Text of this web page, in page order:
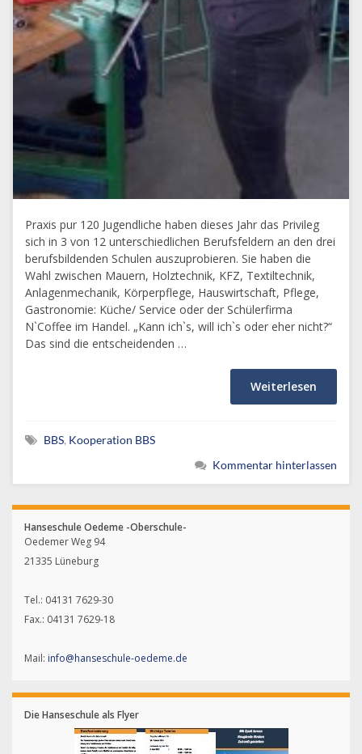
Praxis pur 120 Jugendliche haben dieses Jahr das Privileg
sich in 3 von 12 unterschiedlichen Berufsfeldern an den drei
berufsbildenden Schulen auszuprobieren. Sie haben die
Wahl zwischen Mauern, Holztechnik, KFZ, Textiltechnik,
Anlagenmechanik, Körperpflege, Hauswirtschaft, Pflege,
Gastronomie: Küche/ Service oder der Schülerfirma
N`Coffee im Handel. „Kann ich`s, will ich`s oder eher nicht?“
Das sind die entscheidenden …
Weiterlesen
BBS, Kooperation BBS
Kommentar hinterlassen
Hanseschule Oedeme -Oberschule-
Oedemer Weg 94
21335 Lüneburg
Tel.: 04131 7629-30
Fax.: 04131 7629-18
Mail: info@hanseschule-oedeme.de
Die Hanseschule als Flyer